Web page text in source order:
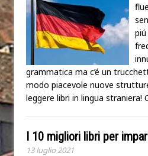
grammatica ma c’é un
modo piacevole nuove
leggere libri in lingua straniera!
I 10 migliori libri per
13 luglio 2021